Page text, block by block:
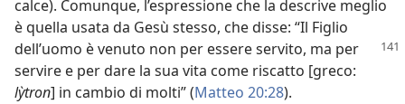
calce). Comunque, l’espressione che la descrive meglio
è quella usata da Gesù stesso, che disse: “Il Figlio
dell’uomo è venuto non per essere servito, ma per
servire e per dare la sua vita come riscatto [greco:
lỳtron] in cambio di molti” (Matteo 20:28).